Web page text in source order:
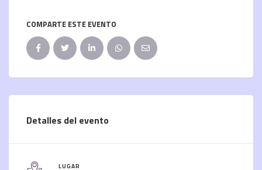
COMPARTE ESTE EVENTO
Detalles del evento
LUGAR